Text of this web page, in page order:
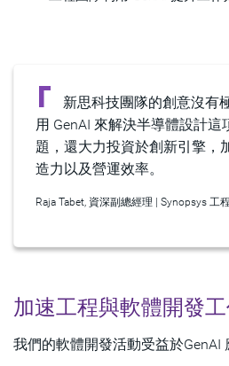
用 GenAI 來解決半導體設計
題，還大力投資於創新引擎，
造力以及營運效率。
Raja Tabet, 資深副總經理 | Synopsys 工
加速工程與軟體開發
我們的軟體開發活動受益於GenAI